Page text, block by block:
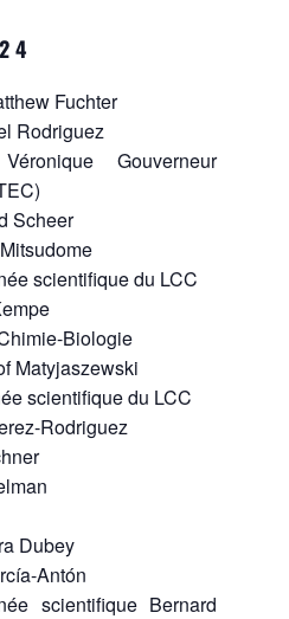
Fuchter
Rodriguez
Gouverneur
Scheer
scientifique du LCC
Biologie
Matyjaszewski
scientifique du LCC
Rodriguez
Dubey
Antón
scientifique Bernard